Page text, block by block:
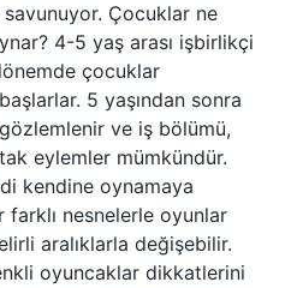
Çocuklar ne
4-5 yaş arası işbirlikçi
çocuklar
5 yaşından sonra
ve iş bölümü,
eylemler mümkündür.
kendine oynamaya
farklı nesnelerle oyunlar
aralıklarla değişebilir.
oyuncaklar dikkatlerini